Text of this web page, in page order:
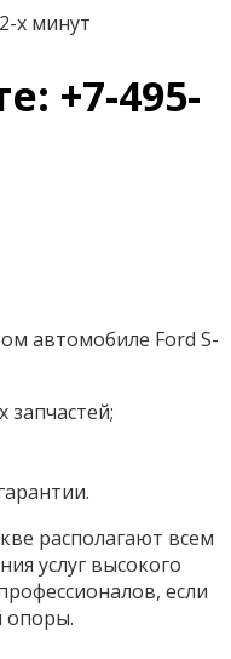
х минут
+7-495-
автомобиле Ford S-
располагают всем
услуг высокого
если
опоры.